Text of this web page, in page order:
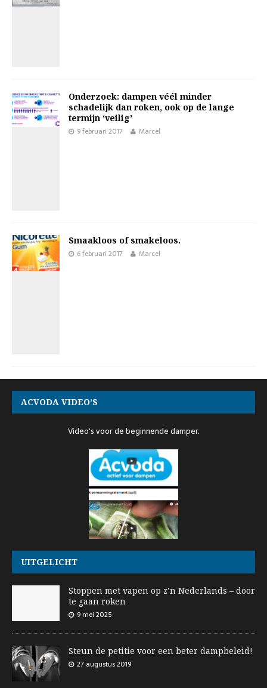
Onderzoek: dampen véél minder
schadelijk dan roken, ook op de lange
termijn ‘veilig’
9 februari 2017 Marcel
Smaakloos of smakeloos.
6 februari 2017 Marcel
ACVODA VIDEO’S
Video's voor de beginnende damper.
UITGELICHT
Stoppen met vapen op z’n Nederlands – door
te gaan roken
9 mei 2025
Steun de petitie voor een beter dampbeleid!
27 augustus 2019